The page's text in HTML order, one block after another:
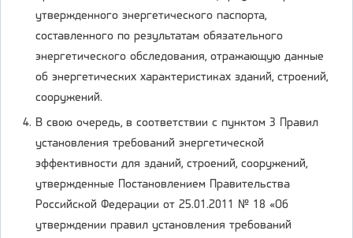
утвержденного энергетического паспорта,
составленного по результатам обязательного
энергетического обследования, отражающую данные
об энергетических характеристиках зданий, строений,
сооружений.
В свою очередь, в соответствии с пунктом 3 Правил
установления требований энергетической
эффективности для зданий, строений, сооружений,
утвержденные Постановлением Правительства
Российской Федерации от 25.01.2011 № 18 «Об
утверждении правил установления требований